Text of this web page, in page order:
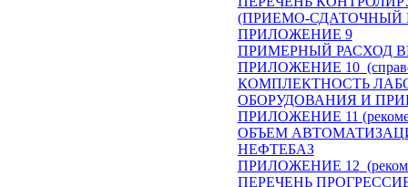
(ПРИЕМО-СДАТОЧНЫЙ
ПРИЛОЖЕНИЕ 9
ПРИМЕРНЫЙ РАСХОД
ПРИЛОЖЕНИЕ 10
КОМПЛЕКТНОСТЬ
ОБОРУДОВАНИЯ И
ПРИЛОЖЕНИЕ 11
ОБЪЕМ
НЕФТЕБАЗ
ПРИЛОЖЕНИЕ 12
ПЕРЕЧЕНЬ